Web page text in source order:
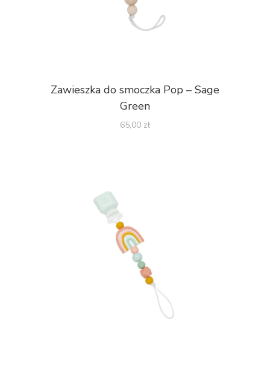
Zawieszka do smoczka Pop – Sage
Green
65,00 zł